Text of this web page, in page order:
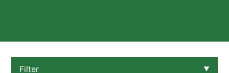
Filter ▼